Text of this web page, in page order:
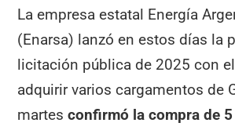
La empresa estatal Energía
(Enarsa) lanzó en estos días la
licitación pública de 2025 con
adquirir varios cargamentos de
martesconfirmó la compra de